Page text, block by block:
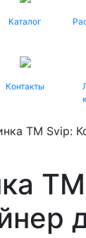
Каталог
Контакты
ТМ Svip: